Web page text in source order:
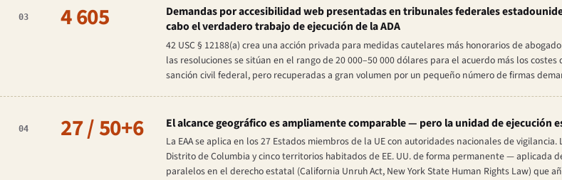
03 4 605
Demandas por accesibilidad web presentadas en tribunales federales
cabo el verdadero trabajo de ejecución de la ADA
42 USC § 12188(a) crea una acción privada para medidas cautelares más honorarios de
las resoluciones se sitúan en el rango de 20 000–50 000 dólares para el acuerdo más los
sanción civil federal, pero recuperadas a gran volumen por un pequeño número de firmas
04 27 / 50+6 El alcance geográfico es ampliamente comparable — pero la unidad de ejecución
La EAA se aplica en los 27 Estados miembros de la UE con autoridades nacionales de vigilancia.
Distrito de Columbia y cinco territorios habitados de EE. UU. de forma permanente — aplicada
paralelos en el derecho estatal (California Unruh Act, New York State Human Rights Law) que